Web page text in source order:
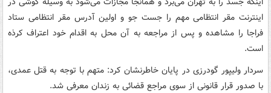
اینترنت مقر انتظامی مهم را جست جو و اولین آدرس مقر انتظامی ستاد
فراجا را مشاهده و پس از مراجعه به آن محل به اقدام خود اعتراف کرذه
است.
سردار ولیپور گودرزی در پایان خاطرنشان کرد: متهم با توجه به قتل عمدی،
با صدور قرار قانونی از سوی مراجع قضائی به زندان معرفی شد.